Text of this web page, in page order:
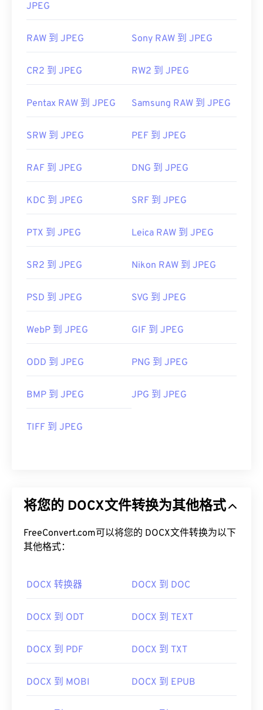
JPEG
RAW 到 JPEG Sony RAW 到 JPEG
CR2 到 JPEG RW2 到 JPEG
Pentax RAW 到 JPEG Samsung RAW 到 JPEG
SRW 到 JPEG PEF 到 JPEG
RAF 到 JPEG DNG 到 JPEG
KDC 到 JPEG SRF 到 JPEG
PTX 到 JPEG Leica RAW 到 JPEG
SR2 到 JPEG Nikon RAW 到 JPEG
PSD 到 JPEG SVG 到 JPEG
WebP 到 JPEG GIF 到 JPEG
ODD 到 JPEG PNG 到 JPEG
BMP 到 JPEG JPG 到 JPEG
TIFF 到 JPEG
将您的 DOCX文件转换为其他格式
FreeConvert.com可以将您的 DOCX文件转换为以下
其他格式：
DOCX 转换器 DOCX 到 DOC
DOCX 到 ODT DOCX 到 TEXT
DOCX 到 PDF DOCX 到 TXT
DOCX 到 MOBI DOCX 到 EPUB